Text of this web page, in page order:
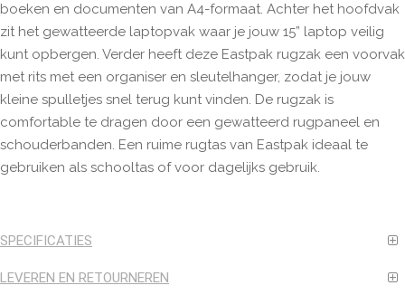
boeken en documenten van A4-formaat. Achter het hoofdvak
zit het gewatteerde laptopvak waar je jouw 15” laptop veilig
kunt opbergen. Verder heeft deze Eastpak rugzak een voorvak
met rits met een organiser en sleutelhanger, zodat je jouw
kleine spulletjes snel terug kunt vinden. De rugzak is
comfortable te dragen door een gewatteerd rugpaneel en
schouderbanden. Een ruime rugtas van Eastpak ideaal te
gebruiken als schooltas of voor dagelijks gebruik.
SPECIFICATIES
LEVEREN EN RETOURNEREN